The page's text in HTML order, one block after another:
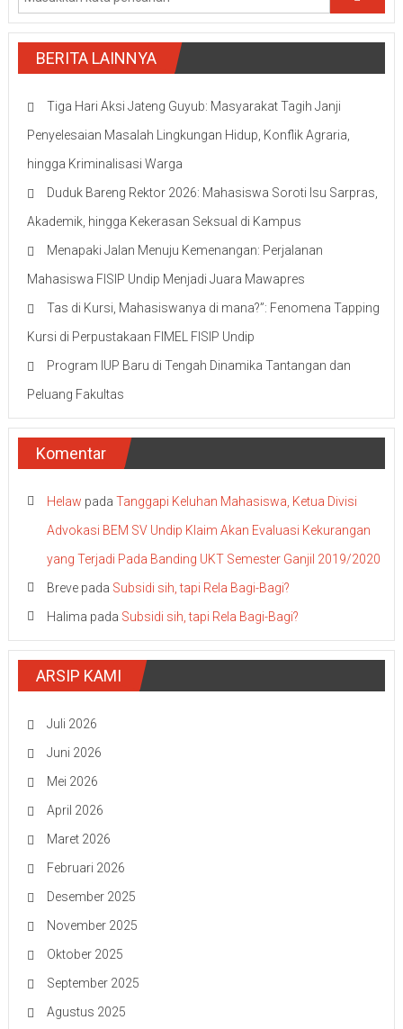
BERITA LAINNYA
Tiga Hari Aksi Jateng Guyub: Masyarakat Tagih Janji
Penyelesaian Masalah Lingkungan Hidup, Konflik Agraria,
hingga Kriminalisasi Warga
Duduk Bareng Rektor 2026: Mahasiswa Soroti Isu Sarpras,
Akademik, hingga Kekerasan Seksual di Kampus
Menapaki Jalan Menuju Kemenangan: Perjalanan
Mahasiswa FISIP Undip Menjadi Juara Mawapres
Tas di Kursi, Mahasiswanya di mana?”: Fenomena Tapping
Kursi di Perpustakaan FIMEL FISIP Undip
Program IUP Baru di Tengah Dinamika Tantangan dan
Peluang Fakultas
Komentar
Helaw pada Tanggapi Keluhan Mahasiswa, Ketua Divisi
Advokasi BEM SV Undip Klaim Akan Evaluasi Kekurangan
yang Terjadi Pada Banding UKT Semester Ganjil 2019/2020
Brevepada Subsidi sih, tapi Rela Bagi-Bagi?
Halima pada Subsidi sih, tapi Rela Bagi-Bagi?
ARSIP KAMI
Juli 2026
Juni 2026
Mei 2026
April 2026
Maret 2026
Februari 2026
Desember 2025
November 2025
Oktober 2025
September 2025
Agustus 2025